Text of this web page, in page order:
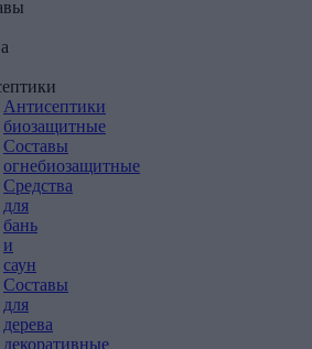
Антисептики
биозащитные
Составы
огнебиозащитные
Средства
для
бань
и
саун
Составы
для
дерева
декоративные